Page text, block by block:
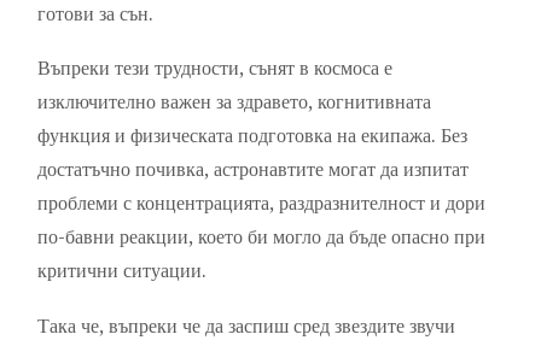
готови за сън.
Въпреки тези трудности, сънят в космоса е
изключително важен за здравето, когнитивната
функция и физическата подготовка на екипажа. Без
достатъчно почивка, астронавтите могат да изпитат
проблеми с концентрацията, раздразнителност и дори
по-бавни реакции, което би могло да бъде опасно при
критични ситуации.
Така че, въпреки че да заспиш сред звездите звучи